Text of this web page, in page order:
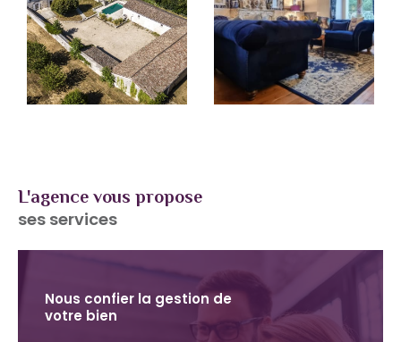
immobilier en Charente.
Votre bien, entre de bonnes mains
L'agence vous propose
ses services
Nous confier la gestion de
votre bien